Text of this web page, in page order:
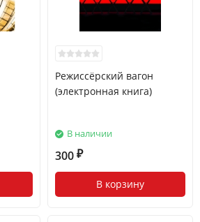
Режиссёрский вагон
(электронная книга)
В наличии
300 ₽
В корзину